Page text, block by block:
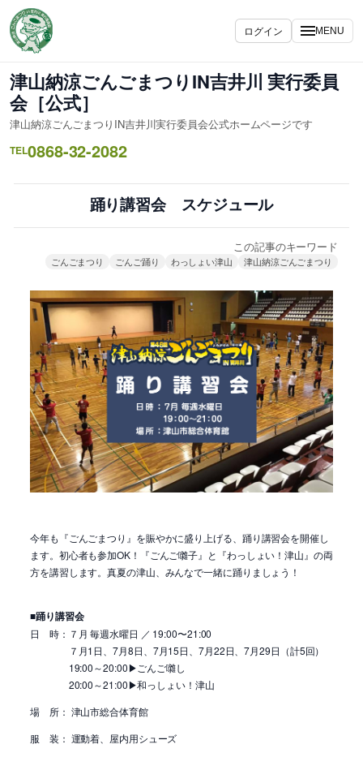
容
を
ス
キ
ッ
プ
ログイン MENU
津山納涼ごんごまつりIN吉井川 実行委員
会［公式］
津山納涼ごんごまつりIN吉井川実行委員会公式ホームページです
TEL0868-32-2082
踊り講習会 スケジュール
この記事のキーワード
ごんごまつり ごんご踊り わっしょい津山 津山納涼ごんごまつり
今年も『ごんごまつり』を賑やかに盛り上げる、踊り講習会を開催し
ます。初心者も参加OK！『ごんご囃子』と『わっしょい！津山』の両
方を講習します。真夏の津山、みんなで一緒に踊りましょう！
■踊り講習会
日 時：７月 毎週水曜日 ／ 19:00〜21:00
７月1日、7月8日、7月15日、7月22日、7月29日（計5回）
19:00～20:00▶ごんご囃し
20:00～21:00▶和っしょい！津山
場 所： 津山市総合体育館
服 装： 運動着、屋内用シューズ